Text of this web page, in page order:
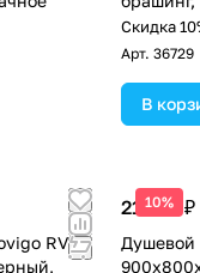
Скидка
Арт. 36729
В
RV-
10%
21 322 ₽
Душевой